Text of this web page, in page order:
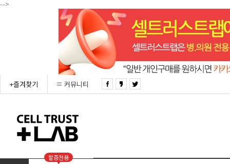
-->
+즐겨찾기 커뮤니티
할증전용